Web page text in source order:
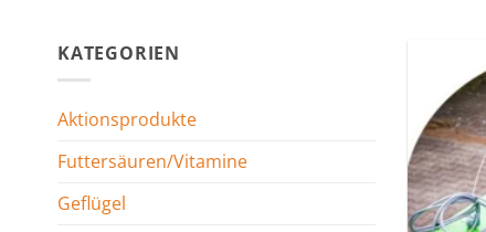
KATEGORIEN
Aktionsprodukte
Futtersäuren/Vitamine
Geflügel